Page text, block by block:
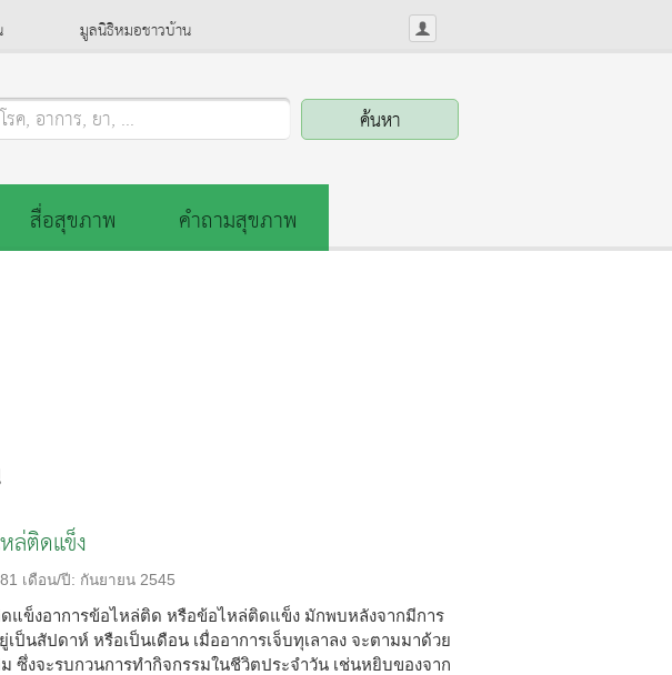
มูลนิธิหมอชาวบ้าน
ค, อาการ, ยา, ...
สื่อสุขภาพ
คำถามสุขภาพ
ล่ติดแข็ง
เดือน/ปี: กันยายน 2545
แข็งอาการข้อไหล่ติด หรือข้อไหล่ติดแข็ง มักพบหลังจากมีการ
เป็นสัปดาห์ หรือเป็นเดือน เมื่ออาการเจ็บทุเลาลง จะตามมาด้วย
ซึ่งจะรบกวนการทำกิจกรรมในชีวิตประจำวัน เช่นหยิบของจาก